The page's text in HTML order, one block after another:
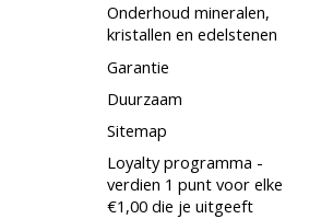
Onderhoud mineralen,
kristallen en edelstenen
Garantie
Duurzaam
Sitemap
Loyalty programma -
verdien 1 punt voor elke
€1,00 die je uitgeeft